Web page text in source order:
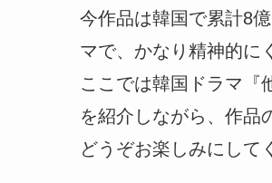
今作品は韓国で累計8
マで、かなり精神的に
ここでは韓国ドラマ『
を紹介しながら、作品
どうぞお楽しみにして